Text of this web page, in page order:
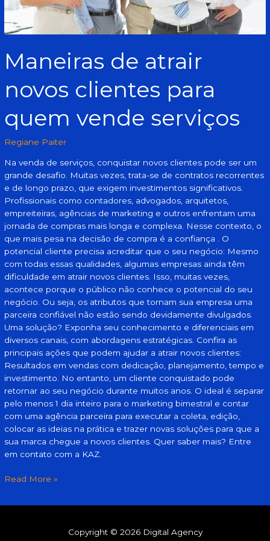
Maneiras de atrair
novos clientes para
quem vende serviços
Regiane Paiter
Na venda de serviços, conquistar novos clientes pode ser um
grande desafio. Muitas vezes, trata-se de contratos recorrentes
e de longo prazo, que exigem investimentos significativos.
Profissionais como contadores, advogados, arquitetos,
empreiteiras, agências de marketing e outros enfrentam uma
jornada de compras mais longa e complexa. Nesse contexto, o
que mais pesa na decisão de compra é a confiança . O
potencial cliente precisa acreditar que o seu negócio: Mesmo
com todas essas qualidades, algumas empresas ainda têm
dificuldade em atrair novos clientes. Isso, muitas vezes,
acontece porque o público não conhece o potencial do seu
negócio. Ou seja, os atributos que tornam sua empresa uma
parceira confiável não estão sendo devidamente divulgados.
Uma solução? Exponha seu conhecimento e diferenciais em
diversos canais, com abordagens estratégicas. Confira as
principais ações que podem ajudar a atrair novos clientes:
Resultados em vendas com dedicação, planejamento, tempo e
investimento. No entanto, um cliente conquistado pode
retornar ao seu negócio durante muitos anos. O ideal é separar
pelo menos 1 dia inteiro para o marketing bimestral e contar
com uma agência parceira para executar a coleta, edição,
colocar as ideias na prática e trazer novas soluções para que a
sua marca chegue a novos clientes. Quer saber mais? Entre
em contato com a KAZ.
Read More »
Copyright © 2026 Digital Agency